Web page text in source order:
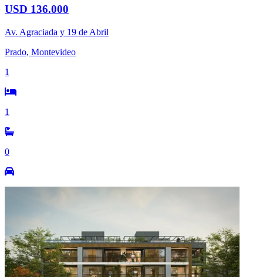
USD 136.000
Av. Agraciada y 19 de Abril
Prado, Montevideo
1
1
0